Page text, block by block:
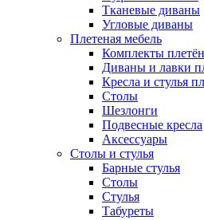
Тканевые диваны
Угловые диваны
Плетеная мебель
Комплекты
Диваны и лавки
Кресла и стулья
Столы
Шезлонги
Подвесные кресла
Аксессуары
Столы и стулья
Барные стулья
Столы
Стулья
Табуреты